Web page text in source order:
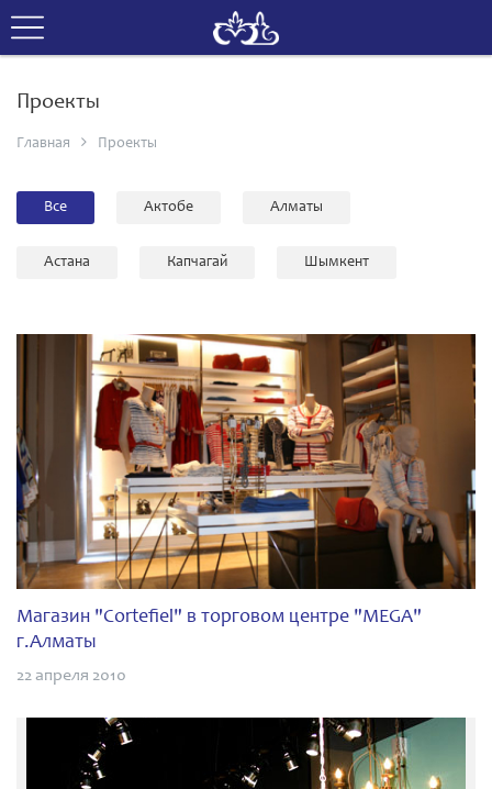
Проекты
Главная Проекты
Все Актобе Алматы
Астана Капчагай Шымкент
Магазин "Cortefiel" в торговом центре "MEGA"
г.Алматы
22 апреля 2010